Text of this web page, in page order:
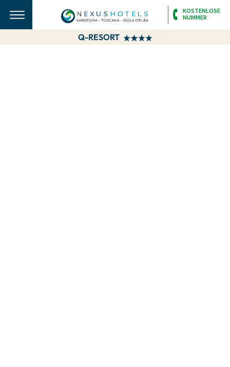
KOSTENLOSE
NUMMER
Q-RESORT